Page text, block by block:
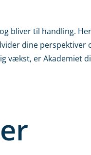
bliver til handling.
dine
vækst, er Akademiet